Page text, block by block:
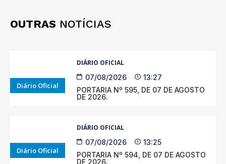
OUTRAS NOTÍCIAS
Diário Oficial
DIÁRIO OFICIAL
07/08/2026
13:27
PORTARIA Nº 595, DE 07 DE AGOSTO
DE 2026.
Diário Oficial
DIÁRIO OFICIAL
07/08/2026
13:25
PORTARIA Nº 594, DE 07 DE AGOSTO
DE 2026.